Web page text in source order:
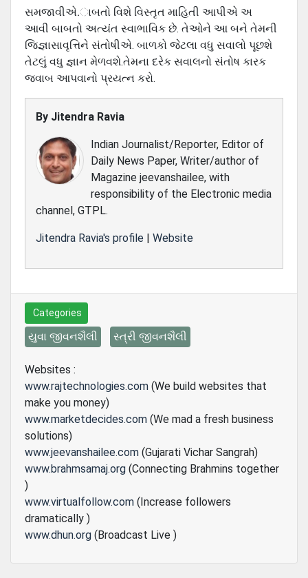
સમજાવીએ.ાબતો વિશે વિસ્તૃત માહિતી આપીએ અ
આવી બાબતો અત્યંત સ્વાભાવિક છે. તેઓને આ બને તેમની
જિજ્ઞાસાવૃત્તિને સંતોષીએ. બાળકો જેટલા વધુ સવાલો પૂછશે
તેટલું વધુ જ્ઞાન મેળવશે.તેમના દરેક સવાલનો સંતોષ કારક
જવાબ આપવાનો પ્રયત્ન કરો.
By Jitendra Ravia
Indian Journalist/Reporter, Editor of
Daily News Paper, Writer/author of
Magazine jeevanshailee, with
responsibility of the Electronic media
channel, GTPL.
Jitendra Ravia's profile | Website
Categories
યુવા જીવનશૈલી સ્ત્રી જીવનશૈલી
Websites :
www.rajtechnologies.com (We build websites that
make you money)
www.marketdecides.com (We mad a fresh business
solutions)
www.jeevanshailee.com (Gujarati Vichar Sangrah)
www.brahmsamaj.org (Connecting Brahmins together
)
www.virtualfollow.com (Increase followers
dramatically )
www.dhun.org (Broadcast Live )